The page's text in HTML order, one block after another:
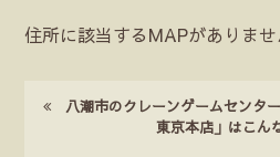
住所に該当するMAPがありませ
八潮市のクレーンゲームセンタ
東京本店」はこん